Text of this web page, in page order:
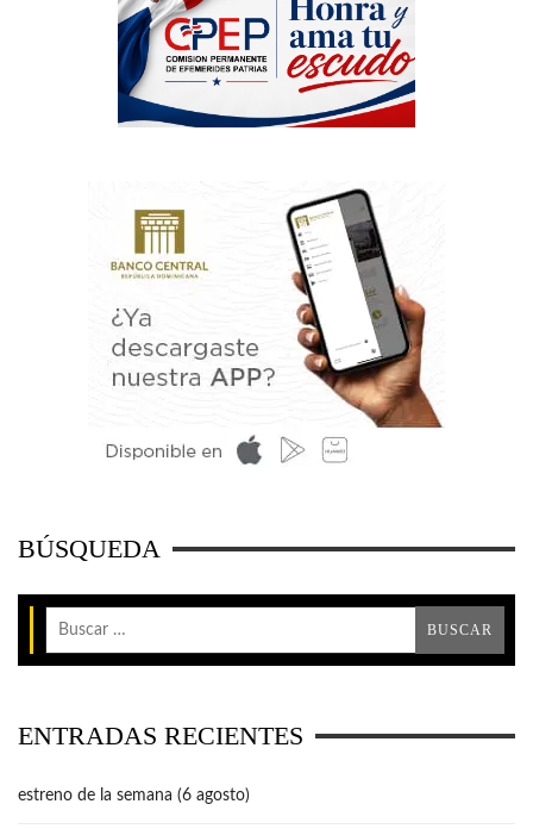
BÚSQUEDA
ENTRADAS RECIENTES
estreno de la semana (6 agosto)